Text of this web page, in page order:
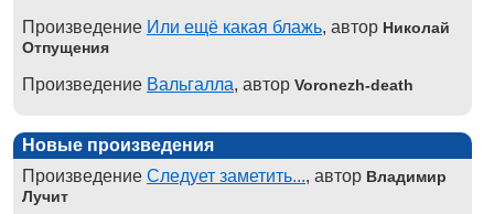
Произведение Или ещё какая блажь, автор Николай
Отпущения
Произведение Вальгалла, автор Voronezh-death
Новые произведения
Произведение Следует заметить..., автор Владимир
Лучит